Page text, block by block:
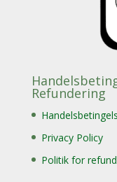
Refundering
Privacy Policy
Politik for